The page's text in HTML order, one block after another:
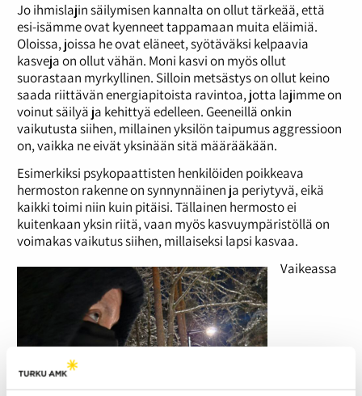
Jo ihmislajin säilymisen kannalta on ollut tärkeää, että
esi-isämme ovat kyenneet tappamaan muita eläimiä.
Oloissa, joissa he ovat eläneet, syötäväksi kelpaavia
kasveja on ollut vähän. Moni kasvi on myös ollut
suorastaan myrkyllinen. Silloin metsästys on ollut keino
saada riittävän energiapitoista ravintoa, jotta lajimme on
voinut säilyä ja kehittyä edelleen. Geeneillä onkin
vaikutusta siihen, millainen yksilön taipumus aggressioon
on, vaikka ne eivät yksinään sitä määrääkään.
Esimerkiksi psykopaattisten henkilöiden poikkeava
hermoston rakenne on synnynnäinen ja periytyvä, eikä
kaikki toimi niin kuin pitäisi. Tällainen hermosto ei
kuitenkaan yksin riitä, vaan myös kasvuympäristöllä on
voimakas vaikutus siihen, millaiseksi lapsi kasvaa.
Vaikeassa